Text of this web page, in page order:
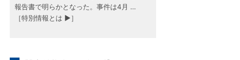
報告書で明らかとなった。事件は4月 …
［特別情報とは ▶］